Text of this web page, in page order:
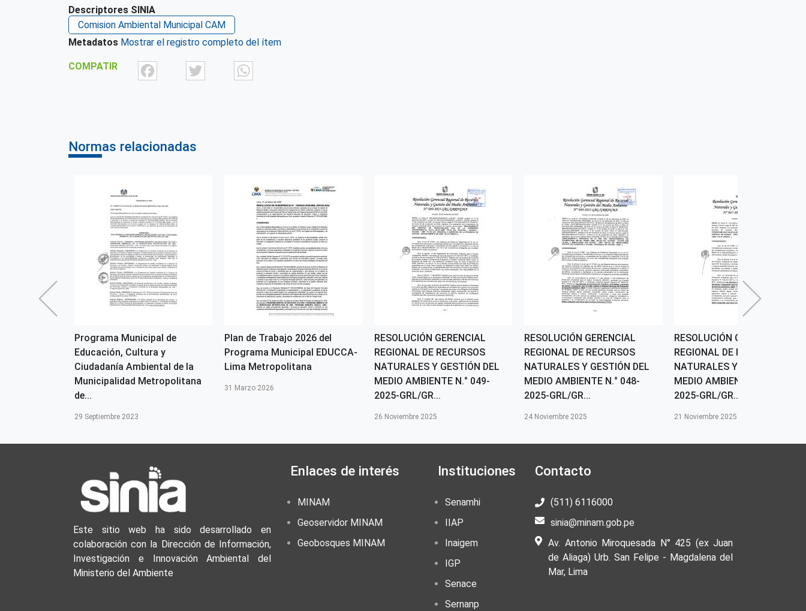
Descriptores SINIA
Comision Ambiental Municipal CAM
Metadatos Mostrar el registro completo del ítem
COMPATIR FacebookTwitter
Normas relacionadas
Programa Municipal de
Educación, Cultura y
Ciudadanía Ambiental de la
Municipalidad Metropolitana
de...
29 Septiembre 2023
Plan de Trabajo 2026 del
Programa Municipal EDUCCA-
Lima Metropolitana
31 Marzo 2026
RESOLUCIÓN GERENCIAL
REGIONAL DE RECURSOS
NATURALES Y GESTIÓN DEL
MEDIO AMBIENTE N.° 049-
2025-GRL/GR...
26 Noviembre 2025
RESOLUCIÓN GERENCIAL
REGIONAL DE RECURSOS
NATURALES Y GESTIÓN DEL
MEDIO AMBIENTE N.° 048-
2025-GRL/GR...
24 Noviembre 2025
RESOLUCIÓN GERENCIAL
REGIONAL DE RECURSOS
NATURALES Y GESTIÓN DEL
MEDIO AMBIENTE N.° 047-
2025-GRL/GR...
21 Noviembre 2025
Este sitio web ha sido desarrollado en
colaboración con la Dirección de Información,
Investigación e Innovación Ambiental del
Ministerio del Ambiente
Enlaces de interés
MINAM
Geoservidor MINAM
Geobosques MINAM
Instituciones
Senamhi
IIAP
Inaigem
IGP
Senace
Sernanp
Contacto
(511) 6116000
sinia@minam.gob.pe
Av. Antonio Miroquesada N° 425 (ex Juan
de Aliaga) Urb. San Felipe - Magdalena del
Mar, Lima